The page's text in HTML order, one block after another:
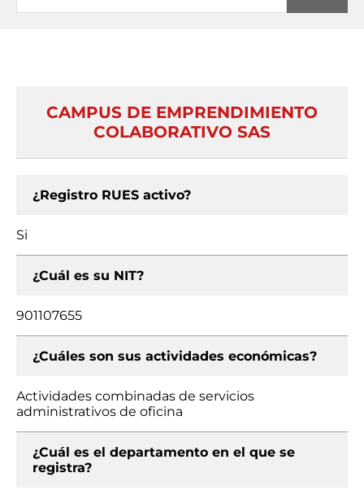
CAMPUS DE EMPRENDIMIENTO
COLABORATIVO SAS
¿Registro RUES activo?
Si
¿Cuál es su NIT?
901107655
¿Cuáles son sus actividades económicas?
Actividades combinadas de servicios
administrativos de oficina
¿Cuál es el departamento en el que se
registra?